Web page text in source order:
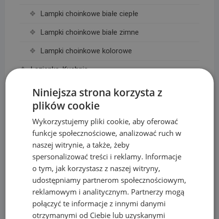
Lampki choinkowe białe ciepłe
Lampki choinkowe białe zimne
Lampki choinkowe kolorowe
Łazienka, Kuchnia
Baterie
Deszczownice
Linie Kroplujące i akcesoria
Akcesoria do linii kroplujących
Linie kroplujące
Maty, taśmy ogrodzeniowe i akcesoria
Mikronawadnianie
Niniejsza strona korzysta z
plików cookie
Wykorzystujemy pliki cookie, aby oferować
funkcje społecznościowe, analizować ruch w
naszej witrynie, a także, żeby
spersonalizować treści i reklamy. Informacje
o tym, jak korzystasz z naszej witryny,
udostępniamy partnerom społecznościowym,
reklamowym i analitycznym. Partnerzy mogą
połączyć te informacje z innymi danymi
otrzymanymi od Ciebie lub uzyskanymi